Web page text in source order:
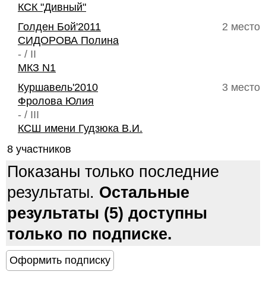
КСК "Дивный"
2 место
Голден Бой'2011
СИДОРОВА Полина
- / II
МКЗ N1
3 место
Куршавель'2010
Фролова Юлия
- / III
КСШ имени Гудзюка В.И.
8 участников
Показаны только последние
результаты. Остальные
результаты (5) доступны
только по подписке.